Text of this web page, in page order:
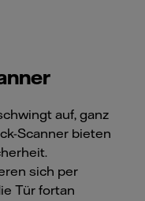
auf, ganz
Scanner bieten
sich per
Tür fortan